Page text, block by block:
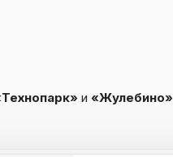
и «Жулебино»